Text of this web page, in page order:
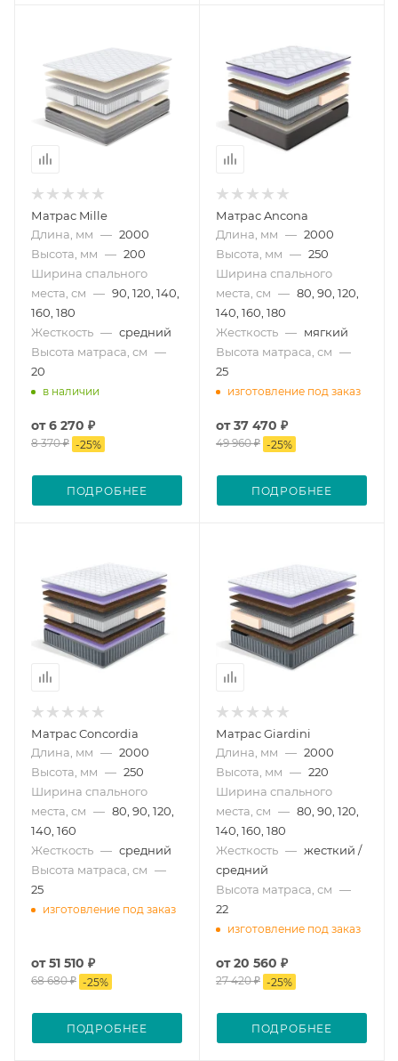
Матрас Mille
Длина, мм — 2000
Высота, мм — 200
Ширина спального
места, см — 90, 120, 140,
160, 180
Жесткость — средний
Высота матраса, см —
20
в наличии
от6 270 ₽
8 370 ₽ -25%
ПОДРОБНЕЕ
Матрас Ancona
Длина, мм — 2000
Высота, мм — 250
Ширина спального
места, см — 80, 90, 120,
140, 160, 180
Жесткость — мягкий
Высота матраса, см —
25
изготовление под заказ
от37 470 ₽
49 960 ₽ -25%
ПОДРОБНЕЕ
Матрас Concordia
Длина, мм — 2000
Высота, мм — 250
Ширина спального
места, см — 80, 90, 120,
140, 160
Жесткость — средний
Высота матраса, см —
25
изготовление под заказ
от51 510 ₽
68 680 ₽ -25%
ПОДРОБНЕЕ
Матрас Giardini
Длина, мм — 2000
Высота, мм — 220
Ширина спального
места, см — 80, 90, 120,
140, 160, 180
Жесткость — жесткий /
средний
Высота матраса, см —
22
изготовление под заказ
от20 560 ₽
27 420 ₽ -25%
ПОДРОБНЕЕ